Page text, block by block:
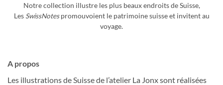
Notre collection illustre les plus beaux endroits de Suisse,
Les SwissNotespromouvoient le patrimoine suisse et invitent au
voyage.
A propos
Les illustrations de Suisse de l’atelier La Jonx sont réalisées